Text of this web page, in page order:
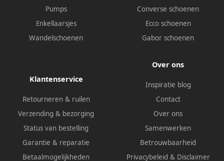
Pumps
Enkellaarsjes
Wandelschoenen
Converse schoenen
Ecco schoenen
Gabor schoenen
Klantenservice
Retourneren & ruilen
Verzending & bezorging
Status van bestelling
Garantie & reparatie
Betaalmogelijkheden
Over ons
Inspiratie blog
Contact
Over ons
Samenwerken
Betrouwbaarheid
Privacybeleid & Disclaimer